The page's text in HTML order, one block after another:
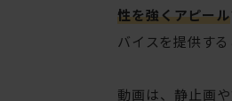
性を強くアピール
バイスを提供す
動画は、静止画